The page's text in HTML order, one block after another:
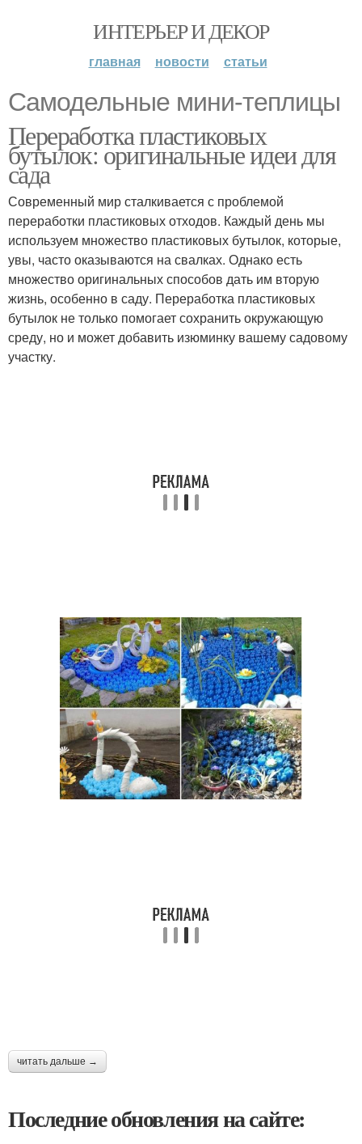
ИНТЕРЬЕР И ДЕКОР
главная новости статьи
Самодельные мини-теплицы
Переработка пластиковых
бутылок: оригинальные идеи для
сада
Современный мир сталкивается с проблемой
переработки пластиковых отходов. Каждый день мы
используем множество пластиковых бутылок, которые,
увы, часто оказываются на свалках. Однако есть
множество оригинальных способов дать им вторую
жизнь, особенно в саду. Переработка пластиковых
бутылок не только помогает сохранить окружающую
среду, но и может добавить изюминку вашему садовому
участку.
читать дальше →
Последние обновления на сайте: